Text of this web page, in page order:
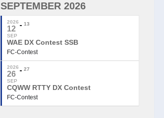
SEPTEMBER 2026
2026
12
SEP
13
WAE DX Contest SSB
FC-Contest
2026
26
SEP
27
CQWW RTTY DX Contest
FC-Contest